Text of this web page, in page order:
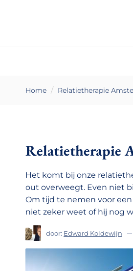
Home Relatietherapie
Relatietherapie
Het komt bij onze
out overweegt. Even niet
Om tijd te nemen voor
niet zeker weet of hij nog
door: Edward Koldewijn